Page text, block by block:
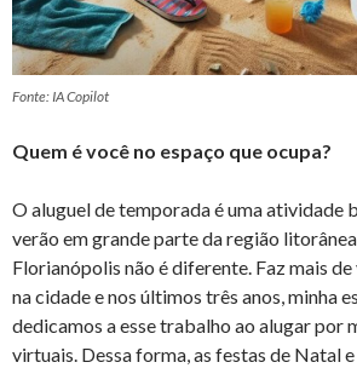
Fonte: IA Copilot
Quem é você no espaço que ocupa?
O aluguel de temporada é uma atividade
verão em grande parte da região
Florianópolis não é diferente. Faz mais
na cidade e nos últimos três anos, minha
dedicamos a esse trabalho ao alugar por
virtuais. Dessa forma, as festas de Natal